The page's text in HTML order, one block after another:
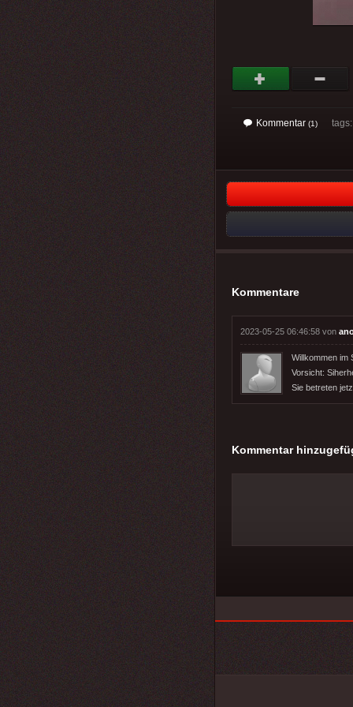
Kommentar (1) tags:
Kommentare
2023-05-25 06:46:58 von
Willkommen im
Vorsicht:
Sie betreten
Kommentar